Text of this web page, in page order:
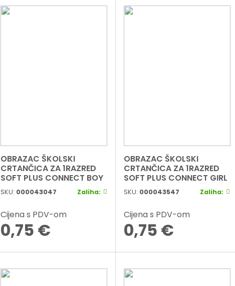
OBRAZAC ŠKOLSKI
CRTANČICA ZA 1RAZRED
SOFT PLUS CONNECT BOY
SKU: 000043047 Zaliha:
Cijena s PDV-om
0,75 €
OBRAZAC ŠKOLSKI
CRTANČICA ZA 1RAZRED
SOFT PLUS CONNECT GIRL
SKU: 000043547 Zaliha:
Cijena s PDV-om
0,75 €